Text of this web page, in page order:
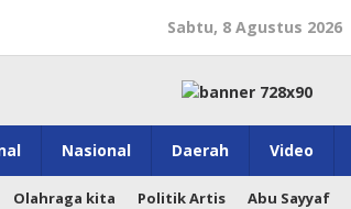
Sabtu, 8 Agustus 2026
Nasional Daerah Video
Olahraga kita Politik Artis Abu Sayyaf